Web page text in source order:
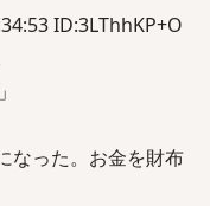
ID:3LThhKP+O
なった。お金を財布